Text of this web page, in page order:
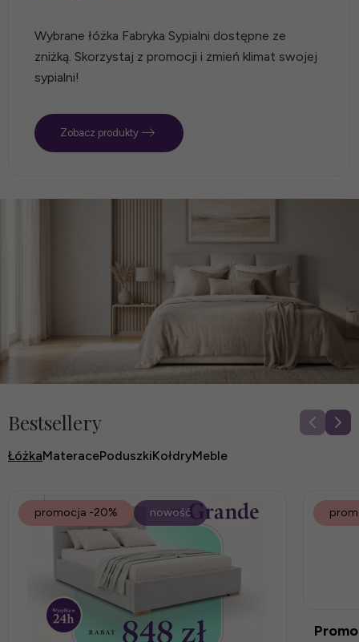
Wybrane łóżka Fabryka Sypialni dostępne ze
zniżką. Skorzystaj z promocji i zmień klimat swojej
sypialni!
Zobacz produkty
Bestsellery
ŁóżkaMateracePoduszkiKołdryMeble
promocja -20% nowość